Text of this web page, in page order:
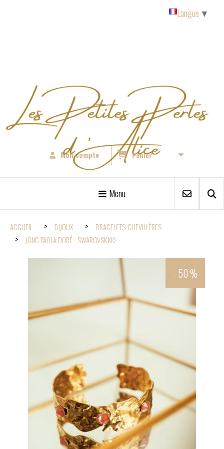
Mon compte Panier
Menu
ACCUEIL BIJOUX
BRACELETS-CHEVILLÈRES
JONC PAOLA DORÉ - SWAROVSKI®
- 50 %
Langue ▼